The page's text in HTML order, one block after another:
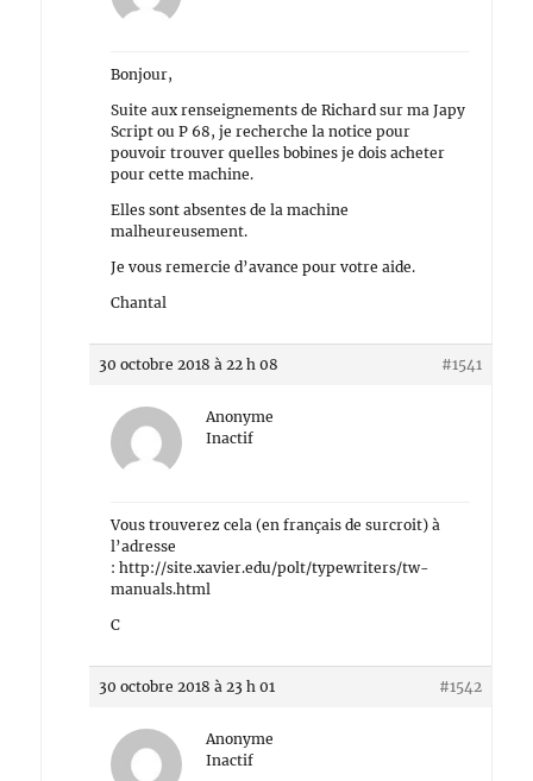
Bonjour,
Suite aux renseignements de Richard sur ma Japy
Script ou P 68, je recherche la notice pour
pouvoir trouver quelles bobines je dois acheter
pour cette machine.
Elles sont absentes de la machine
malheureusement.
Je vous remercie d’avance pour votre aide.
Chantal
30 octobre 2018 à 22 h 08 #1541
Anonyme
Inactif
Vous trouverez cela (en français de surcroit) à
l’adresse
: http://site.xavier.edu/polt/typewriters/tw-
manuals.html
C
30 octobre 2018 à 23 h 01 #1542
Anonyme
Inactif